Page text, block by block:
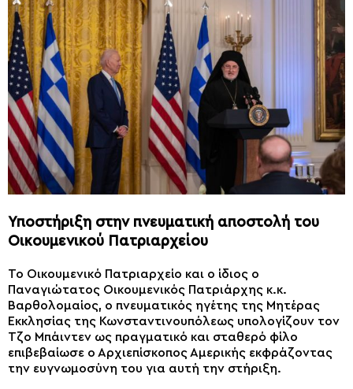
Υποστήριξη στην πνευματική αποστολή του
Οικουμενικού Πατριαρχείου
Το Οικουμενικό Πατριαρχείο και ο ίδιος ο
Παναγιώτατος Οικουμενικός Πατριάρχης κ.κ.
Βαρθολομαίος, ο πνευματικός ηγέτης της Μητέρας
Εκκλησίας της Κωνσταντινουπόλεως υπολογίζουν τον
Τζο Μπάιντεν ως πραγματικό και σταθερό φίλο
επιβεβαίωσε ο Αρχιεπίσκοπος Αμερικής εκφράζοντας
την ευγνωμοσύνη του για αυτή την στήριξη.